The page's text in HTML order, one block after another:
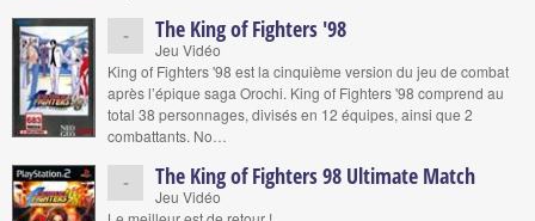
- The King of Fighters '98
Jeu Vidéo
King of Fighters '98 est la cinquième version du jeu de combat
après l’épique saga Orochi. King of Fighters '98 comprend au
total 38 personnages, divisés en 12 équipes, ainsi que 2
combattants. No…
- The King of Fighters 98 Ultimate Match
Jeu Vidéo